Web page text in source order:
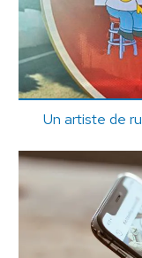
Un artiste de